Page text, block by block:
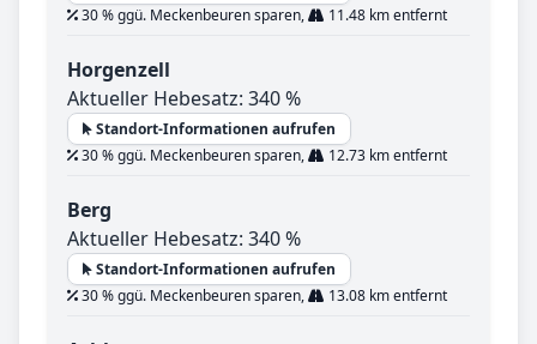
30 % ggü. Meckenbeuren sparen,
11.48 km entfernt
Horgenzell
Aktueller Hebesatz: 340 %
Standort-Informationen aufrufen
30 % ggü. Meckenbeuren sparen,
12.73 km entfernt
Berg
Aktueller Hebesatz: 340 %
Standort-Informationen aufrufen
30 % ggü. Meckenbeuren sparen,
13.08 km entfernt